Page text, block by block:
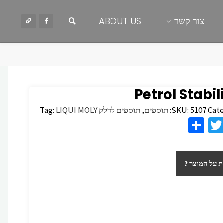
צור קשר ABOUT US
Petrol
SKU:5107 תוספים, תוספים לדלק Tag: LIQUI MOLY
T
tt
er
ar
eעל המוצר ?